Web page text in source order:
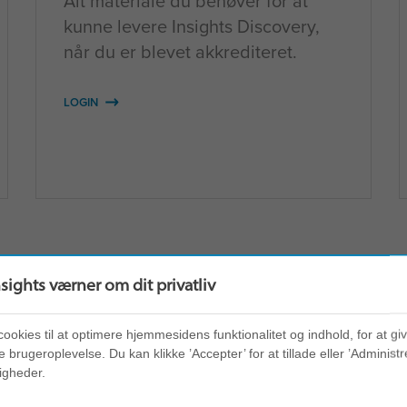
kunne levere Insights Discovery,
når du er blevet akkrediteret.
LOGIN
platformen
til helt nyt og opdateret materiale, og at du
forbedrede søgefunktion.
værner om dit privatliv
til at optimere hjemmesidens funktionalitet og indhold, for at
brugeroplevelse. Du kan klikke ’Accepter’ for at tillade eller